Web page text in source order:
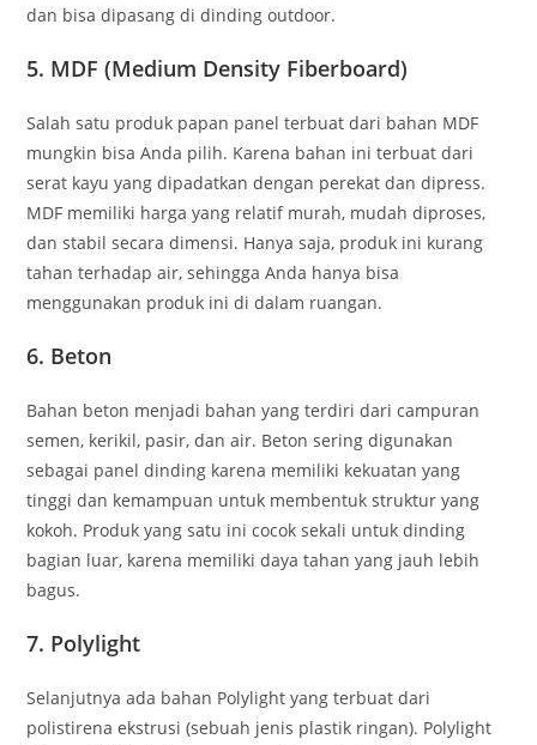
dan bisa dipasang di dinding outdoor.
5. MDF (Medium Density Fiberboard)
Salah satu produk papan panel terbuat dari bahan MDF
mungkin bisa Anda pilih. Karena bahan ini terbuat dari
serat kayu yang dipadatkan dengan perekat dan dipress.
MDF memiliki harga yang relatif murah, mudah diproses,
dan stabil secara dimensi. Hanya saja, produk ini kurang
tahan terhadap air, sehingga Anda hanya bisa
menggunakan produk ini di dalam ruangan.
6. Beton
Bahan beton menjadi bahan yang terdiri dari campuran
semen, kerikil, pasir, dan air. Beton sering digunakan
sebagai panel dinding karena memiliki kekuatan yang
tinggi dan kemampuan untuk membentuk struktur yang
kokoh. Produk yang satu ini cocok sekali untuk dinding
bagian luar, karena memiliki daya tahan yang jauh lebih
bagus.
7. Polylight
Selanjutnya ada bahan Polylight yang terbuat dari
polistirena ekstrusi (sebuah jenis plastik ringan). Polylight